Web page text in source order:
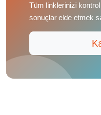
Tüm linklerinizi
sonuçlar elde etmek